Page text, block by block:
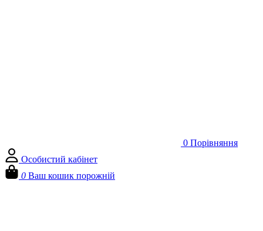
0 Порівняння
Особистий кабінет
0 Ваш кошик порожній